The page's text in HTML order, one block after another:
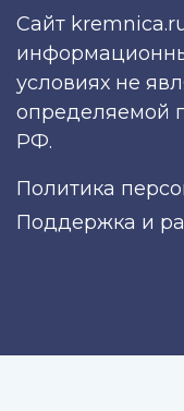
Сайт
условиях не
определяемой
РФ.
Политика
Поддержка и